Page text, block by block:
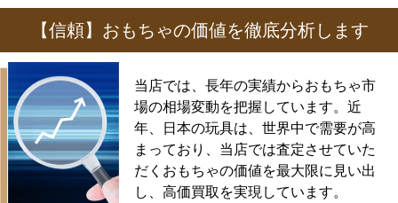
【信頼】おもちゃの価値を徹底分析します
当店では、長年の実績からおもちゃ市
場の相場変動を把握しています。近
年、日本の玩具は、世界中で需要が高
まっており、当店では査定させていた
だくおもちゃの価値を最大限に見い出
し、高価買取を実現しています。